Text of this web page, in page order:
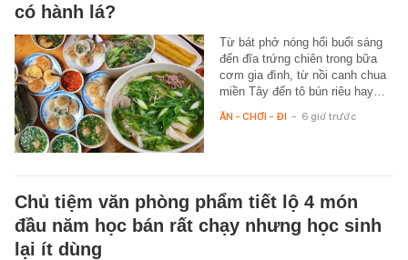
có hành lá?
Từ bát phở nóng hổi buổi sáng
đến đĩa trứng chiên trong bữa
cơm gia đình, từ nồi canh chua
miền Tây đến tô bún riêu hay…
ĂN - CHƠI - ĐI - 6 giờ trước
Chủ tiệm văn phòng phẩm tiết lộ 4 món
đầu năm học bán rất chạy nhưng học sinh
lại ít dùng